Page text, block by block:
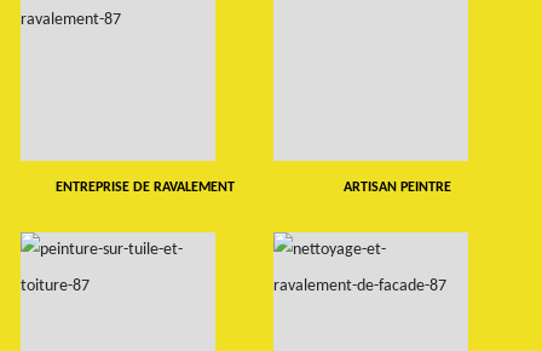
ENTREPRISE DE RAVALEMENT ARTISAN PEINTRE